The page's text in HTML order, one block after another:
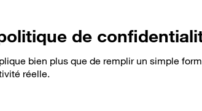
de
bien plus que de remplir un simple
réelle.